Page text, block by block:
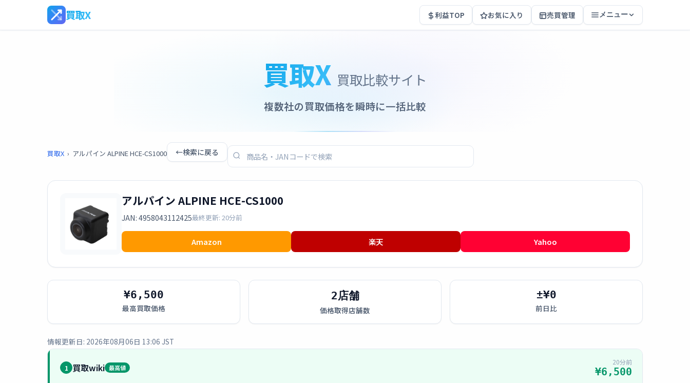
買取X 利益TOP お気に入り 売買管理 メニュー
買取X 買取比較サイト
複数社の買取価格を瞬時に一括比較
買取X › アルパイン ALPINE HCE-CS1000 ←検索に戻る
アルパイン ALPINE HCE-CS1000
JAN: 4958043112425最終更新: 20分前
Amazon 楽天 Yahoo
¥6,500
最高買取価格
2店舗
価格取得店舗数
±¥0
前日比
情報更新日: 2026年08月06日 13:06 JST
1 買取wiki 最高値
20分前
¥6,500